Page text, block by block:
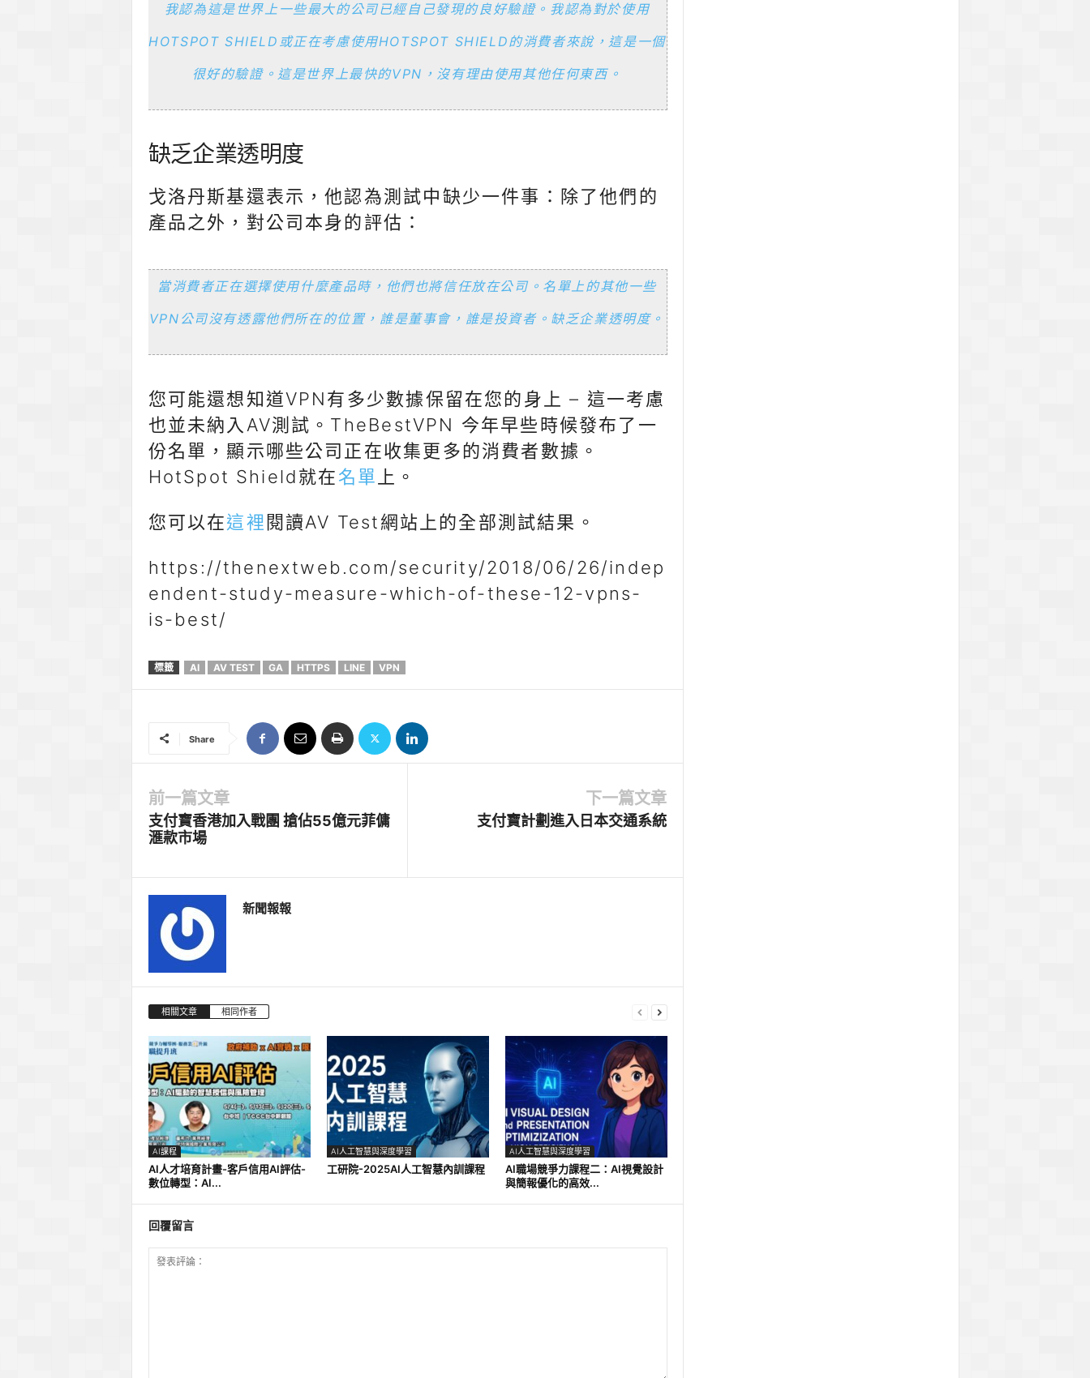
我認為這是世界上一些最大的公司已經自己發現的良好驗證。我認為對於使用
HOTSPOT SHIELD或正在考慮使用HOTSPOT SHIELD的消費者來說，這是一個
很好的驗證。這是世界上最快的VPN，沒有理由使用其他任何東西。
缺乏企業透明度
戈洛丹斯基還表示，他認為測試中缺少一件事：除了他們的
產品之外，對公司本身的評估：
當消費者正在選擇使用什麼產品時，他們也將信任放在公司。名單上的其他一些
VPN公司沒有透露他們所在的位置，誰是董事會，誰是投資者。缺乏企業透明度。
您可能還想知道VPN有多少數據保留在您的身上 – 這一考慮
也並未納入AV測試。TheBestVPN 今年早些時候發布了一
份名單，顯示哪些公司正在收集更多的消費者數據。
HotSpot Shield就在名單 上。
您可以在這裡 閱讀AV Test網站上的全部測試結果。
https://thenextweb.com/security/2018/06/26/indep
endent-study-measure-which-of-these-12-vpns-
is-best/
標籤 AI AV TEST GA HTTPS LINE VPN
Share
前一篇文章
支付寶香港加入戰團 搶佔55億元菲傭
滙款市場
下一篇文章
支付寶計劃進入日本交通系統
新聞報報
相關文章 相同作者
AI課程
AI人才培育計畫-客戶信用AI評估-
數位轉型：AI...
AI人工智慧與深度學習
工研院-2025AI人工智慧內訓課程
AI人工智慧與深度學習
AI職場競爭力課程二：AI視覺設計
與簡報優化的高效...
回覆留言